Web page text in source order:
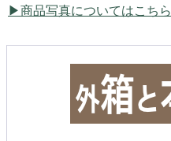
商品写真についてはこちら